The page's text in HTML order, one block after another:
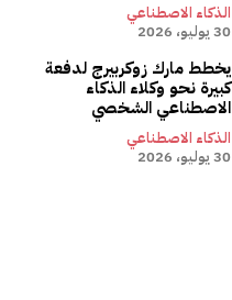
الذكاء الاصطناعي
30 يوليو، 2026
يخطط مارك زوكربيرج لدفعة
كبيرة نحو وكلاء الذكاء
الاصطناعي الشخصي
الذكاء الاصطناعي
30 يوليو، 2026